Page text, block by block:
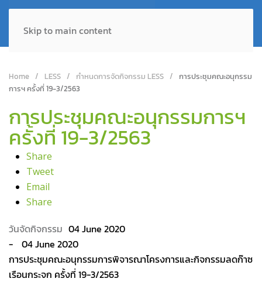
Skip to main content
Home LESS กำหนดการจัดกิจกรรม LESS
การประชุมคณะอนุกรรม
การฯ ครั้งที่ 19-3/2563
การประชุมคณะอนุกรรมการฯ
ครั้งที่ 19-3/2563
Share
Tweet
Email
Share
04 June 2020
04 June 2020
การประชุมคณะอนุกรรมการพิจารณาโครงการและกิจกรรมลดก๊าซ
เรือนกระจก ครั้งที่ 19-3/2563